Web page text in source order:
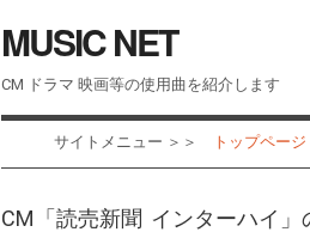
MUSIC NET
CM ドラマ 映画等の使用曲を紹介します
サイトメニュー ＞＞ トップペー
CM「読売新聞 インターハイ」